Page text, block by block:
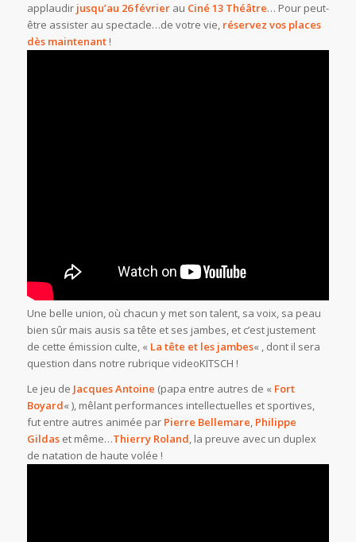
applaudir jusqu’au 26 févrierau Ciné 13 Théâtre… Pour peut-
être assister au spectacle…de votre vie, réservez vos places
dès maintenant!
Une belle union, où chacun y met son talent, sa voix, sa peau
bien sûr mais ausis sa tête et ses jambes, et c’est justement
de cette émission culte, « La tête et les jambes« , dont il sera
question dans notre rubrique videoKITSCH !
Le jeu de Jacques Antoine (papa entre autres de « Fort
Boyard« ), mêlant performances intellectuelles et sportives,
fut entre autres animée par Pierre Bellemare, Philippe
Gildaset même…Thierry Roland, la preuve avec un duplex
de natation de haute volée !